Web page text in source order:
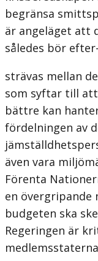
begränsa
är angeläget att
således bör efter-
strävas mellan
som syftar till
bättre kan
fördelningen av
även vara
Förenta
en övergripande
budgeten ska
Regeringen är